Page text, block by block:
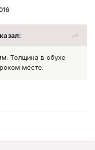
Толщина в обухе
месте.